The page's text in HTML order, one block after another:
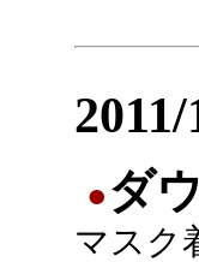
●ダ
マスク